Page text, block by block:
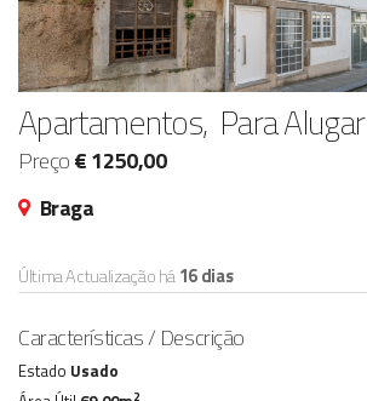
Apartamentos, Para Alugar
Preço€ 1250,00
Braga
Última Actualização há16 dias
Características / Descrição
Estado Usado
2